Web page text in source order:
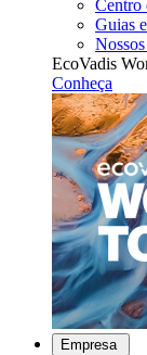
Centro
Guias
EcoVadis
Conheça
Empresa